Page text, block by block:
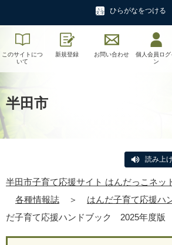
ひらがなをつける
このサイトにつ
いて
新規登録 お問い合わせ
個人会員ログ
ン
半田市
読み上
半田市子育て応援サイト はんだっこネッ
各種情報誌
＞ はんだ子育て応援ハ
だ子育て応援ハンドブック 2025年度版